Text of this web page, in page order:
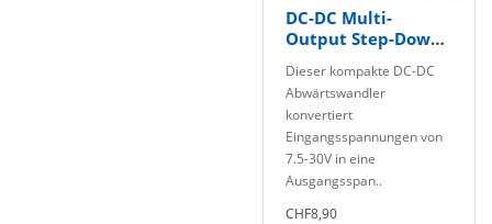
DC-DC Multi-
Output Step-Down
(3.3V/5V/9V/12V)
Dieser kompakte DC-DC
Abwärtswandler
konvertiert
Eingangsspannungen von
7.5-30V in eine
Ausgangsspan..
CHF8,90